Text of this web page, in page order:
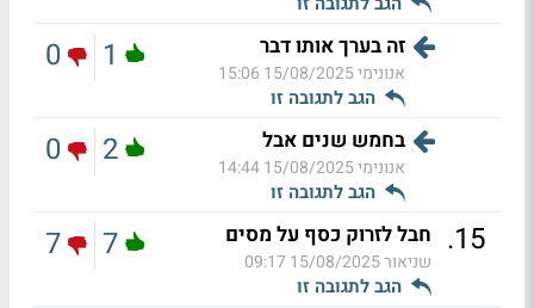
זה בערך אותו דבר
אנונימי15/08/2025 15:06
הגב לתגובה זו
1
0
בחמש שנים אבל
אנונימי15/08/2025 14:44
הגב לתגובה זו
2
0
15
. חבל לזרוק כסף על מסים
שניאור15/08/2025 09:17
הגב לתגובה זו
7
7